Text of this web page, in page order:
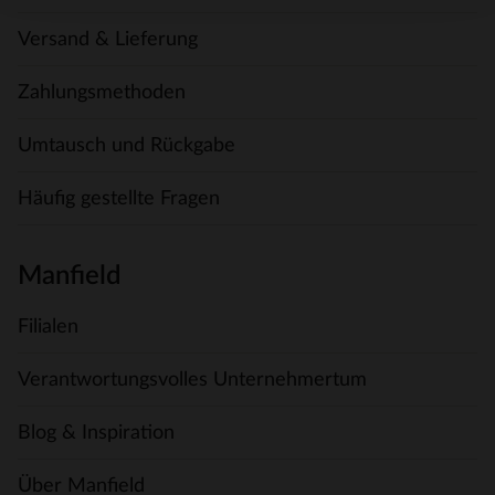
Versand & Lieferung
Zahlungsmethoden
Umtausch und Rückgabe
Häufig gestellte Fragen
Manfield
Filialen
Verantwortungsvolles Unternehmertum
Blog & Inspiration
Über Manfield